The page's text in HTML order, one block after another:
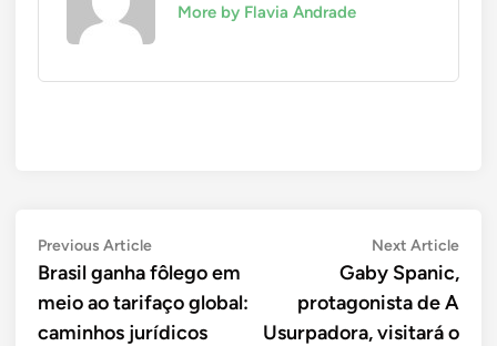
More by Flavia Andrade
Navegação
de
Post
Previous ArticlePrevious
article:
Brasil ganha fôlego em
meio ao tarifaço global:
caminhos jurídicos
Next ArticleNext
Gaby Spanic,
protagonista de A
Usurpadora, visitará o